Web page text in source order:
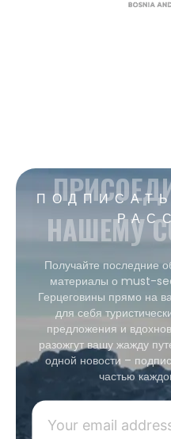
НАШЕМУ
Получайте последние
материалы о must-
Герцеговины прямо на
для себя
предложения и
разожгут вашу жажду
одной новости –
частью